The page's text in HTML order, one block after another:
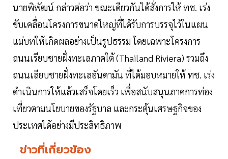
นายพิพัฒน์ กล่าวต่อว่า ขณะเดียวกันได้สั่งการให้ ทช. เร่ง
ขับเคลื่อนโครงการขนาดใหญ่ที่ได้รับการบรรจุไว้ในแผน
แม่บทให้เกิดผลอย่างเป็นรูปธรรม โดยเฉพาะโครงการ
ถนนเรียบชายฝั่งทะเลภาคใต้ (Thailand Riviera) รวมถึง
ถนนเลียบชายฝั่งทะเลอันดามัน ที่ได้มอบหมายให้ ทช. เร่ง
ดำเนินการให้แล้วเสร็จโดยเร็ว เพื่อสนับสนุนภาคการท่อง
เที่ยวตามนโยบายของรัฐบาล และกระตุ้นเศรษฐกิจของ
ประเทศได้อย่างมีประสิทธิภาพ
ข่าวที่เกี่ยวข้อง